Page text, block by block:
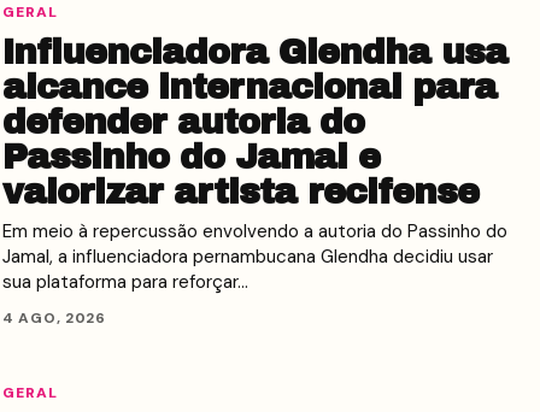
GERAL
Influenciadora Glendha usa
alcance internacional para
defender autoria do
Passinho do Jamal e
valorizar artista recifense
Em meio à repercussão envolvendo a autoria do Passinho do
Jamal, a influenciadora pernambucana Glendha decidiu usar
sua plataforma para reforçar…
4 AGO, 2026
GERAL